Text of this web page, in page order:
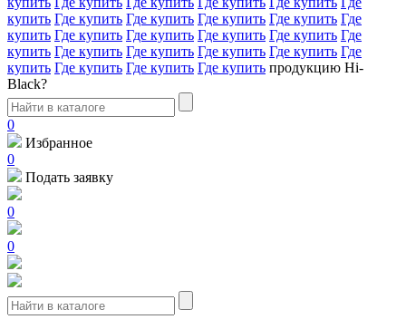
купить Где купить Где купить Где купить Где купить Где
купить Где купить Где купить Где купить Где купить Где
купить Где купить Где купить Где купить Где купить Где
купить Где купить Где купить Где купить продукцию Hi-
Black?
0
Избранное
0
Подать заявку
0
0